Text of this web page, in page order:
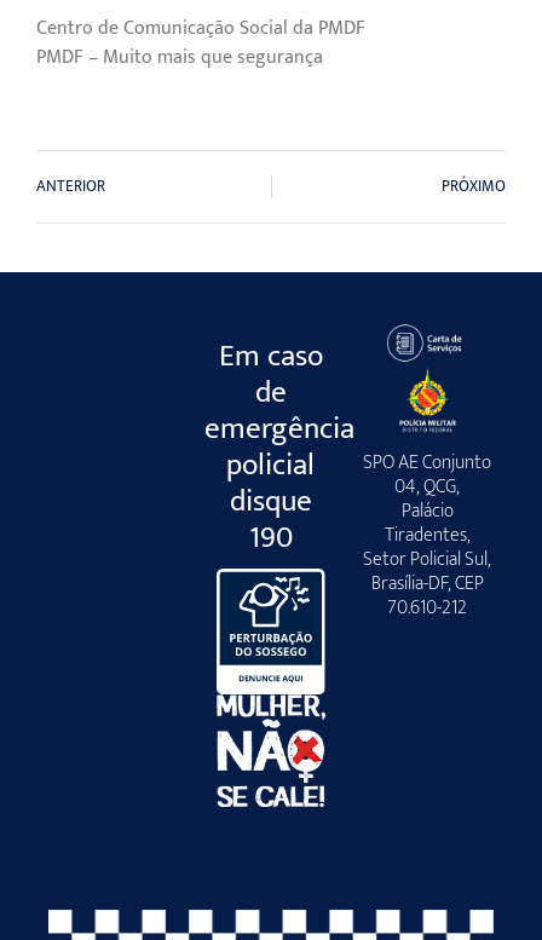
Centro de Comunicação Social da PMDF
PMDF – Muito mais que segurança
ANTERIOR PRÓXIMO
Em caso
de
emergência
policial
disque
190
SPO AE Conjunto
04, QCG,
Palácio
Tiradentes,
Setor Policial Sul,
Brasília-DF, CEP
70.610-212